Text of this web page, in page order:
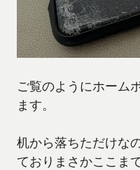
ご覧のようにホーム
ます。
机から落ちただけな
ておりまさかここま